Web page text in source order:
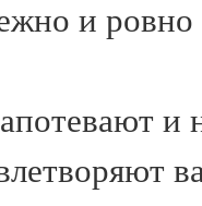
и ровно
и